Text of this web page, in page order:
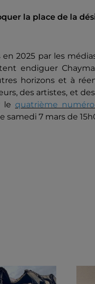
la place de la
2025 par les
endiguer
horizons et à
des artistes, et
le quatrième
samedi 7 mars de